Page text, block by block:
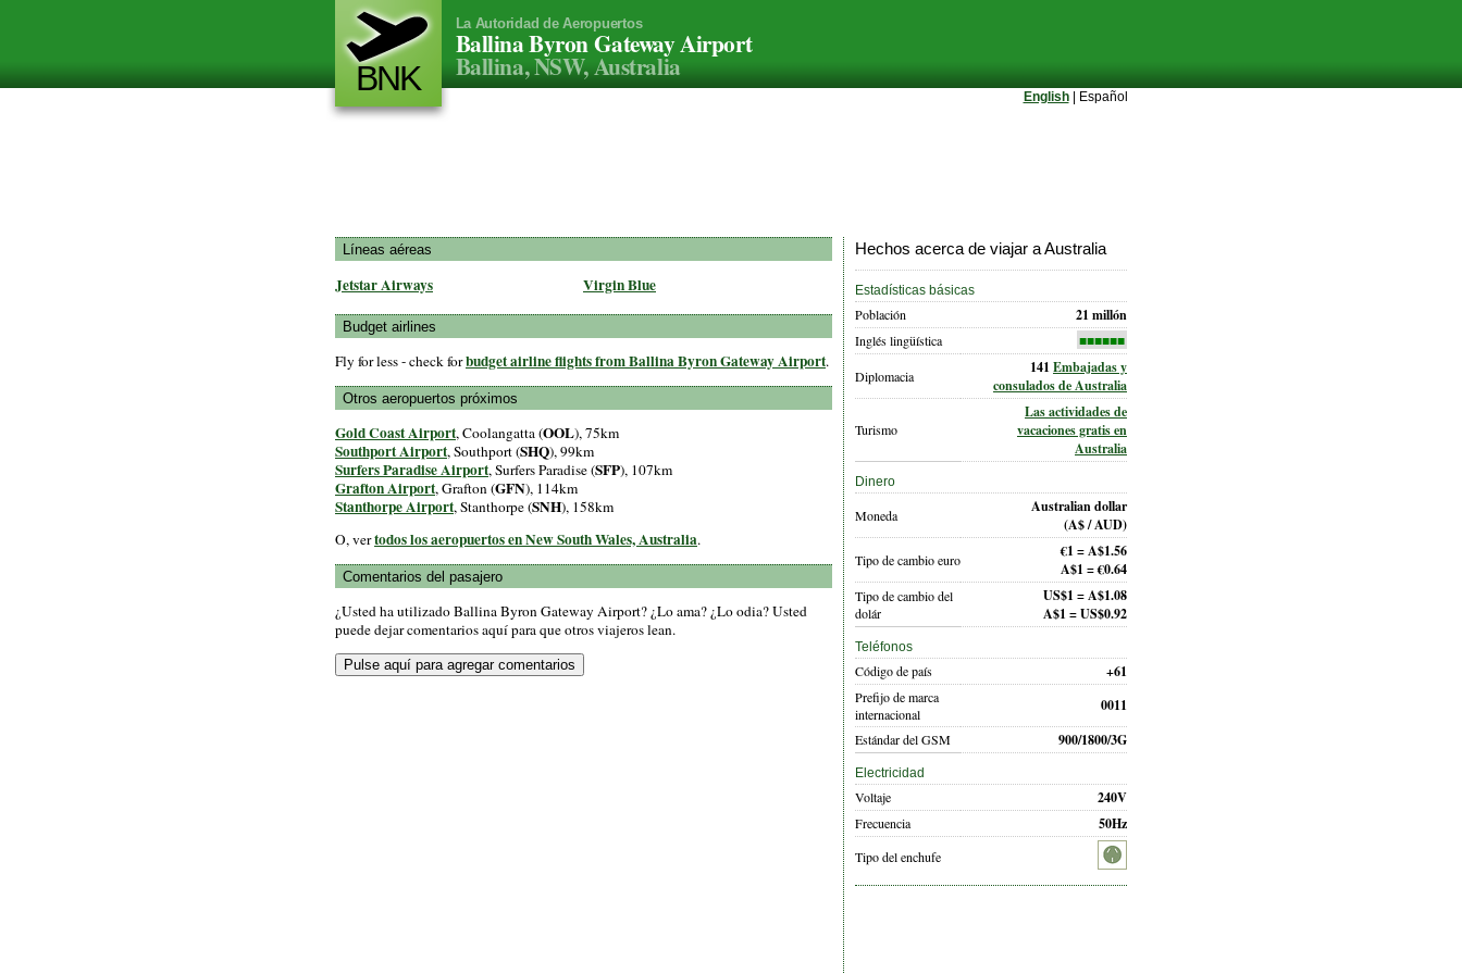
BNK
La Autoridad de Aeropuertos
Ballina Byron Gateway Airport
Ballina, NSW, Australia
English| Español
Líneas aéreas
Jetstar Airways Virgin Blue
Budget airlines
Fly for less - check forbudget airline flights from Ballina Byron Gateway Airport.
Otros aeropuertos próximos
Gold Coast Airport, Coolangatta (OOL), 75km
Southport Airport, Southport (SHQ), 99km
Surfers Paradise Airport, Surfers Paradise (SFP), 107km
Grafton Airport, Grafton (GFN), 114km
Stanthorpe Airport, Stanthorpe (SNH), 158km
O, vertodos los aeropuertos en New South Wales, Australia.
Comentarios del pasajero
¿Usted ha utilizado Ballina Byron Gateway Airport? ¿Lo ama? ¿Lo odia? Usted
puede dejar comentarios aquí para que otros viajeros lean.
Hechos acerca de viajar a Australia
Estadísticas básicas
Población 21 millón
Inglés lingüística ■■■■■■
Diplomacia 141 Embajadas y
consulados de Australia
Turismo
Las actividades de
vacaciones gratis en
Australia
Dinero
Moneda
Australian dollar
(A$ / AUD)
Tipo de cambio euro
€1 = A$1.56
A$1 = €0.64
Tipo de cambio del
dolár
US$1 = A$1.08
A$1 = US$0.92
Teléfonos
Código de país +61
Prefijo de marca
internacional
0011
Estándar del GSM 900/1800/3G
Electricidad
Voltaje 240V
Frecuencia 50Hz
Tipo del enchufe